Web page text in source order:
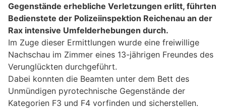
Gegenstände erhebliche Verletzungen erlitt, führten
Bedienstete der Polizeiinspektion Reichenau an der
Rax intensive Umfelderhebungen durch.
Im Zuge dieser Ermittlungen wurde eine freiwillige
Nachschau im Zimmer eines 13-jährigen Freundes des
Verunglückten durchgeführt.
Dabei konnten die Beamten unter dem Bett des
Unmündigen pyrotechnische Gegenstände der
Kategorien F3 und F4 vorfinden und sicherstellen.